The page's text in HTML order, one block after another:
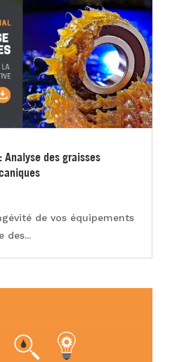
: Analyse des graisses
de vos équipements
des...